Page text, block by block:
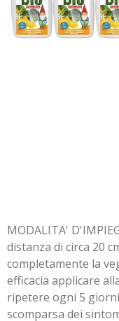
MODALITA'
distanza di circa 20
completamente la
efficacia applicare
ripetere ogni 5
scomparsa dei